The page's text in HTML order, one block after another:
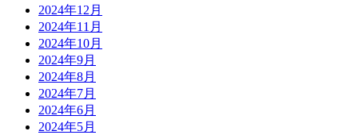
2024年12月
2024年11月
2024年10月
2024年9月
2024年8月
2024年7月
2024年6月
2024年5月